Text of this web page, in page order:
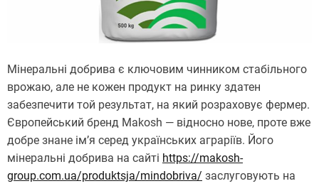
Мінеральні добрива є ключовим чинником стабільного
врожаю, але не кожен продукт на ринку здатен
забезпечити той результат, на який розраховує фермер.
Європейський бренд Makosh — відносно нове, проте вже
добре знане ім’я серед українських аграріїв. Його
мінеральні добрива на сайті https://makosh-
group.com.ua/produktsja/mindobriva/ заслуговують на